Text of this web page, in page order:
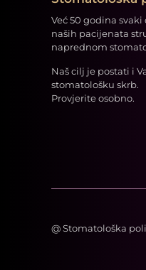
Već 50 godina
naših pacijenata
naprednom
Naš cilj je postati i
stomatološku skrb.
Provjerite osobno.
@Stomatološka